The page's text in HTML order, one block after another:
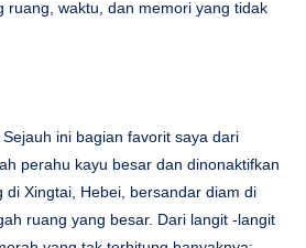
ruang, waktu, dan memori yang tidak
Sejauh ini bagian favorit saya dari
perahu kayu besar dan dinonaktifkan
di Xingtai, Hebei, bersandar diam di
ruang yang besar. Dari langit -langit